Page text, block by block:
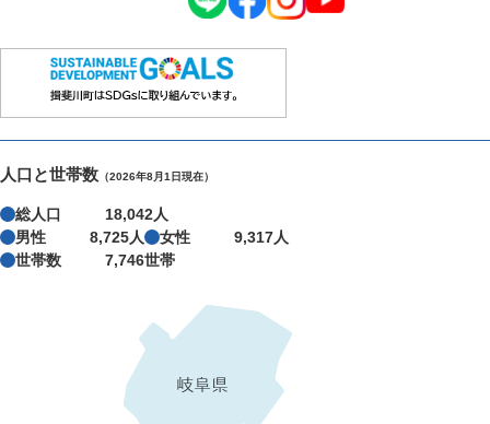
人口と世帯数 （2026年8月1日現在）
総人口
18,042人
男性
8,725人 女性
9,317人
世帯数
7,746世帯